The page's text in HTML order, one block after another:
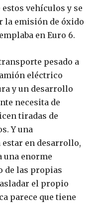
vehículos y se
la emisión de óxido
en Euro 6.
pesado a
eléctrico
y un desarrollo
necesita de
tiradas de
Y una
en desarrollo,
una enorme
de las propias
el propio
parece que tiene